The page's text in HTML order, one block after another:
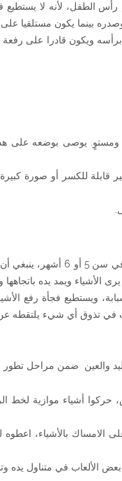
بينما يكون مستلقيا
ويكون قادرا على رفعة
يوصى بوضعه على
للكسر أو صورة كبيرة
معظم الأطفال يبدؤون بتحريك
الأشياء ويمد يده باتجاهها
والسبابة، ويستطيع فجأة رفع
في تذوق أي شيء يلتقطه
اليد والعين ضمن مراحل
الامساك بالأشياء، اعطوه
الألعاب في متناول يده